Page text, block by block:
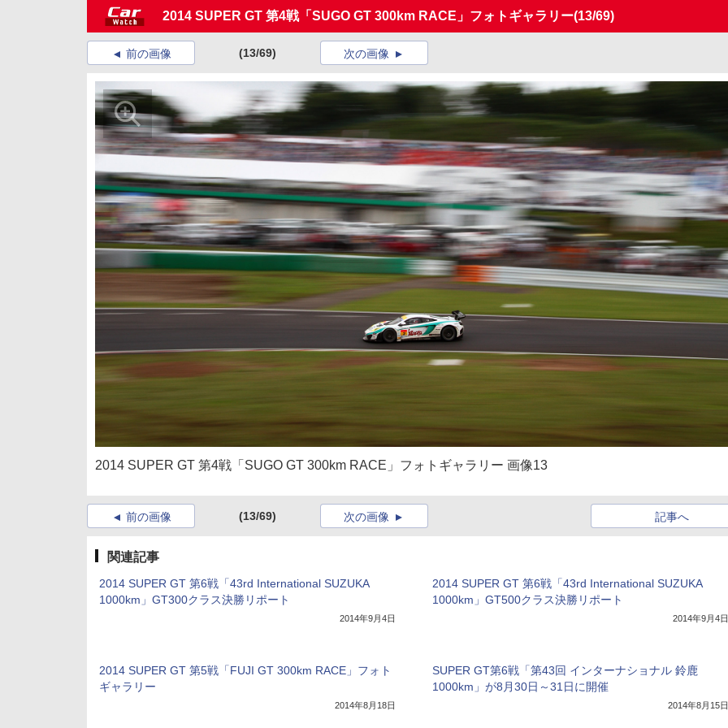
2014 SUPER GT 第4戦「SUGO GT 300km RACE」フォトギャラリー(13/69)
前の画像 (13/69) 次の画像
2014 SUPER GT 第4戦「SUGO GT 300km RACE」フォトギャラリー 画像13
前の画像 (13/69) 記事へ
次の画像
関連記事
2014 SUPER GT 第6戦「43rd International SUZUKA
1000km」GT300クラス決勝リポート
2014年9月4日
2014 SUPER GT 第6戦「43rd International SUZUKA
1000km」GT500クラス決勝リポート
2014年9月4日
2014 SUPER GT 第5戦「FUJI GT 300km RACE」フォト
ギャラリー
2014年8月18日
SUPER GT第6戦「第43回 インターナショナル 鈴鹿
1000km」が8月30日～31日に開催
2014年8月15日